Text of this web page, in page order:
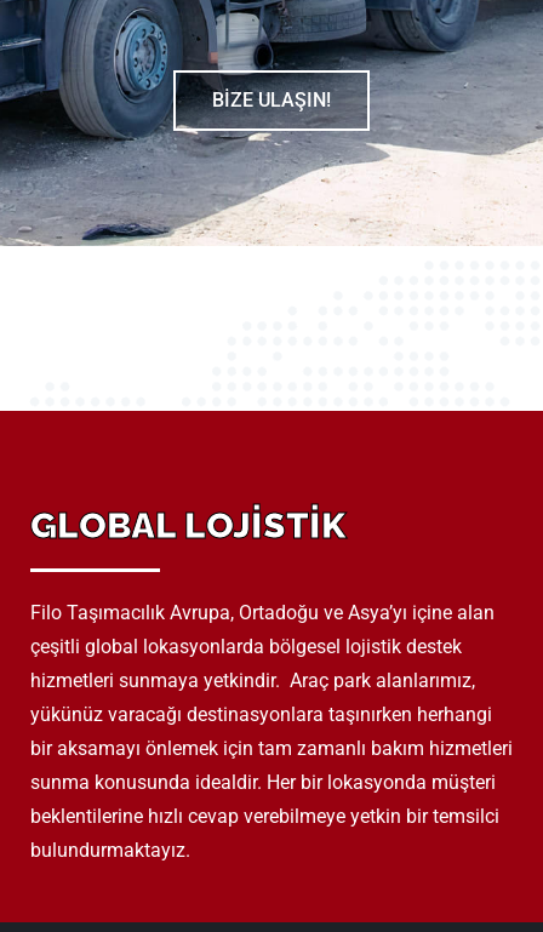
BİZE ULAŞIN!
GLOBAL LOJİSTİK
Filo Taşımacılık Avrupa, Ortadoğu ve Asya’yı içine alan
çeşitli global lokasyonlarda bölgesel lojistik destek
hizmetleri sunmaya yetkindir. Araç park alanlarımız,
yükünüz varacağı destinasyonlara taşınırken herhangi
bir aksamayı önlemek için tam zamanlı bakım hizmetleri
sunma konusunda idealdir. Her bir lokasyonda müşteri
beklentilerine hızlı cevap verebilmeye yetkin bir temsilci
bulundurmaktayız.